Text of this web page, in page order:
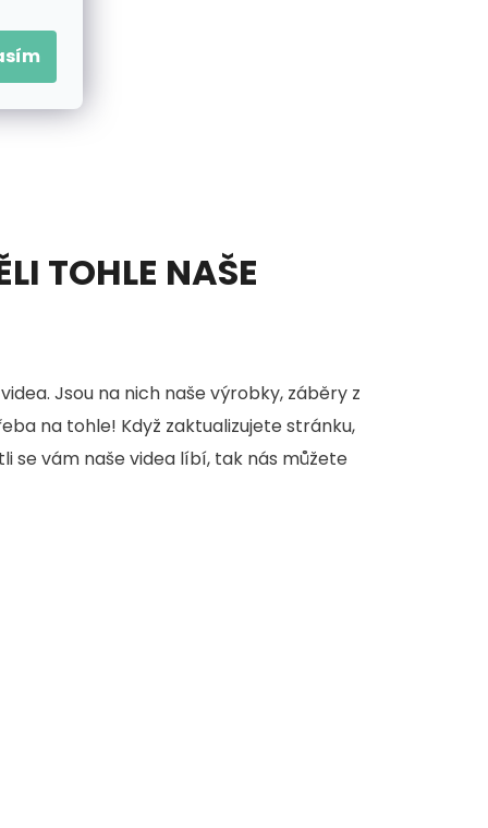
TOHLE NAŠE
Jsou na nich naše výrobky, záběry z
na tohle! Když zaktualizujete stránku,
se vám naše videa líbí, tak nás můžete